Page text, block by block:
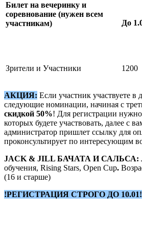
Билет на вечеринку и
соревнование (нужен всем
участникам)
До
Зрители и Участники 1200
АКЦИЯ: Если участник участвуете в
следующие номинации, начиная с
скидкой 50%! Для регистрации
которых будете участвовать, далее с
администратор пришлет ссылку для
проконсультирует по интересующим
JACK & JILL БАЧАТА И САЛЬСА:
обучения, Rising Stars, Open Cup.
(16 и старше)
!РЕГИСТРАЦИЯ СТРОГО ДО 10.01!